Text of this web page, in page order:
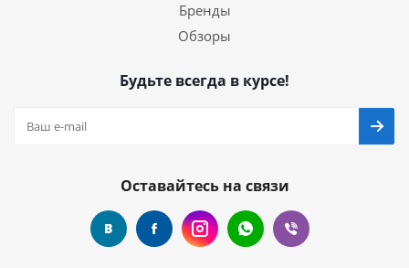
Бренды
Обзоры
Будьте всегда в курсе!
Оставайтесь на связи